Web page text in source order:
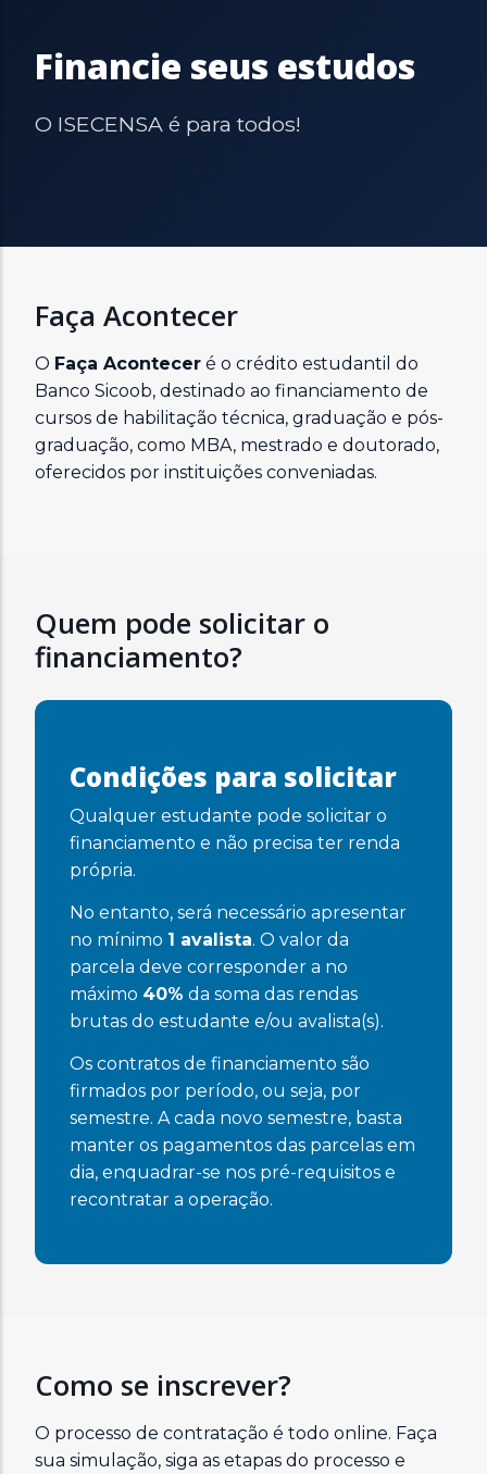
Financie seus estudos
O ISECENSA é para todos!
Faça Acontecer
O Faça Acontecer é o crédito estudantil do
Banco Sicoob, destinado ao financiamento de
cursos de habilitação técnica, graduação e pós-
graduação, como MBA, mestrado e doutorado,
oferecidos por instituições conveniadas.
Quem pode solicitar o
financiamento?
Condições para solicitar
Qualquer estudante pode solicitar o
financiamento e não precisa ter renda
própria.
No entanto, será necessário apresentar
no mínimo 1 avalista. O valor da
parcela deve corresponder a no
máximo 40% da soma das rendas
brutas do estudante e/ou avalista(s).
Os contratos de financiamento são
firmados por período, ou seja, por
semestre. A cada novo semestre, basta
manter os pagamentos das parcelas em
dia, enquadrar-se nos pré-requisitos e
recontratar a operação.
Como se inscrever?
O processo de contratação é todo online. Faça
sua simulação, siga as etapas do processo e